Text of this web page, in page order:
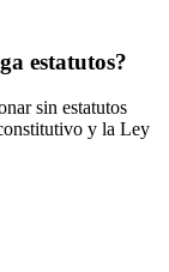
estatutos?
sin estatutos
y la Ley